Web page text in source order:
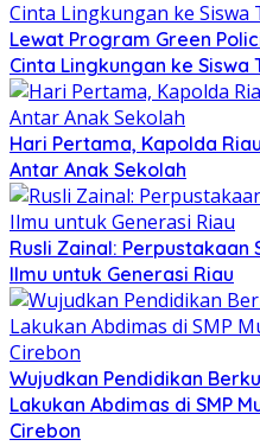
Lewat Program Green
Cinta Lingkungan ke Siswa
Hari Pertama, Kapolda
Antar Anak Sekolah
Rusli Zainal: Perpustakaan
Ilmu untuk Generasi Riau
Wujudkan Pendidikan
Lakukan Abdimas di SMP
Cirebon